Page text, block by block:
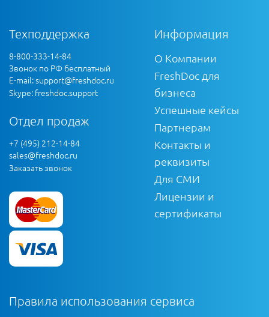
Техподдержка
8-800-333-14-84
Звонок по РФ бесплатный
E-mail:support@freshdoc.ru
Skype: freshdoc.support
Отдел продаж
+7 (495) 212-14-84
sales@freshdoc.ru
Заказать звонок
Информация
О Компании
FreshDoc для
бизнеса
Успешные кейсы
Партнерам
Контакты и
реквизиты
Для СМИ
Лицензии и
сертификаты
Правила использования сервиса